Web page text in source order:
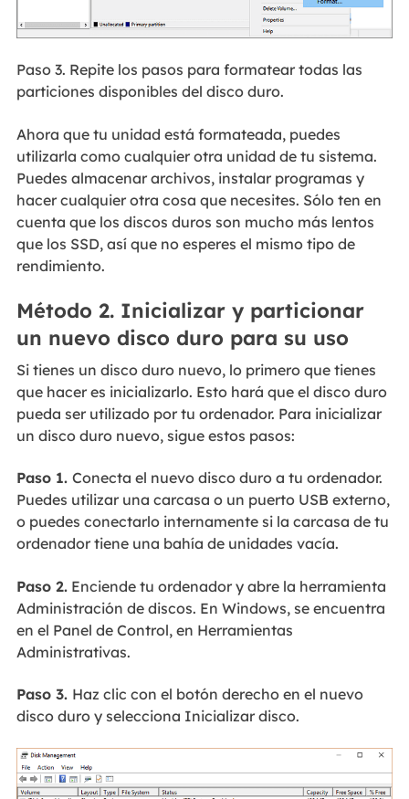
Paso 3. Repite los pasos para formatear todas las
particiones disponibles del disco duro.
Ahora que tu unidad está formateada, puedes
utilizarla como cualquier otra unidad de tu sistema.
Puedes almacenar archivos, instalar programas y
hacer cualquier otra cosa que necesites. Sólo ten en
cuenta que los discos duros son mucho más lentos
que los SSD, así que no esperes el mismo tipo de
rendimiento.
Método 2. Inicializar y particionar
un nuevo disco duro para su uso
Si tienes un disco duro nuevo, lo primero que tienes
que hacer es inicializarlo. Esto hará que el disco duro
pueda ser utilizado por tu ordenador. Para inicializar
un disco duro nuevo, sigue estos pasos:
Paso 1. Conecta el nuevo disco duro a tu ordenador.
Puedes utilizar una carcasa o un puerto USB externo,
o puedes conectarlo internamente si la carcasa de tu
ordenador tiene una bahía de unidades vacía.
Paso 2.Enciende tu ordenador y abre la herramienta
Administración de discos. En Windows, se encuentra
en el Panel de Control, en Herramientas
Administrativas.
Paso 3. Haz clic con el botón derecho en el nuevo
disco duro y selecciona Inicializar disco.